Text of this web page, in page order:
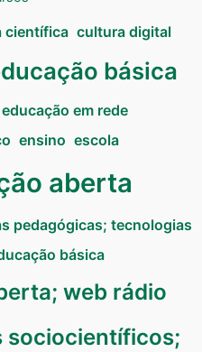
científica cultura digital
básica
educação em rede
ensino escola
aberta
pedagógicas; tecnologias
básica
web rádio
sociocientíficos;